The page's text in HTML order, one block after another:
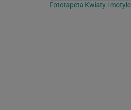
Fototapeta Kwiaty i motyle